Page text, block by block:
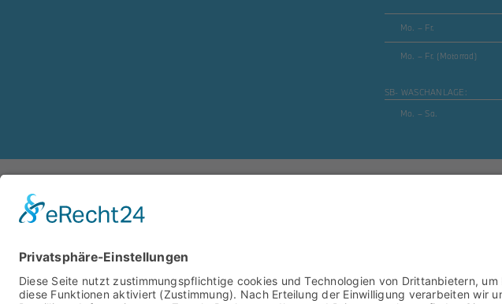
Mo. – Fr.
Mo. – Fr. (Motorrad)
SB- WASCHANLAGE:
Mo. – Sa.